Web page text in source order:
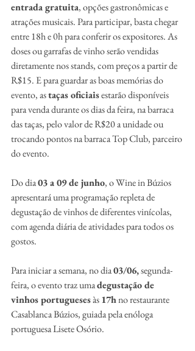
entrada gratuita, opções gastronômicas e
atrações musicais. Para participar, basta chegar
entre 18h e 0h para conferir os expositores. As
doses ou garrafas de vinho serão vendidas
diretamente nos stands, com preços a partir de
R$15. E para guardar as boas memórias do
evento, as taças oficiais estarão disponíveis
para venda durante os dias da feira, na barraca
das taças, pelo valor de R$20 a unidade ou
trocando pontos na barraca Top Club, parceiro
do evento.
Do dia 03 a 09 de junho, o Wine in Búzios
apresentará uma programação repleta de
degustação de vinhos de diferentes vinícolas,
com agenda diária de atividades para todos os
gostos.
Para iniciar a semana, no dia 03/06, segunda-
feira, o evento traz uma degustação de
vinhos portugueses às 17h no restaurante
Casablanca Búzios, guiada pela enóloga
portuguesa Lisete Osório.